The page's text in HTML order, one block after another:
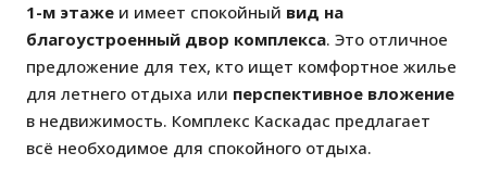
1-м этаже и имеет спокойный вид на
благоустроенный двор комплекса. Это отличное
предложение для тех, кто ищет комфортное жилье
для летнего отдыха или перспективное вложение
в недвижимость. Комплекс Каскадас предлагает
всё необходимое для спокойного отдыха.